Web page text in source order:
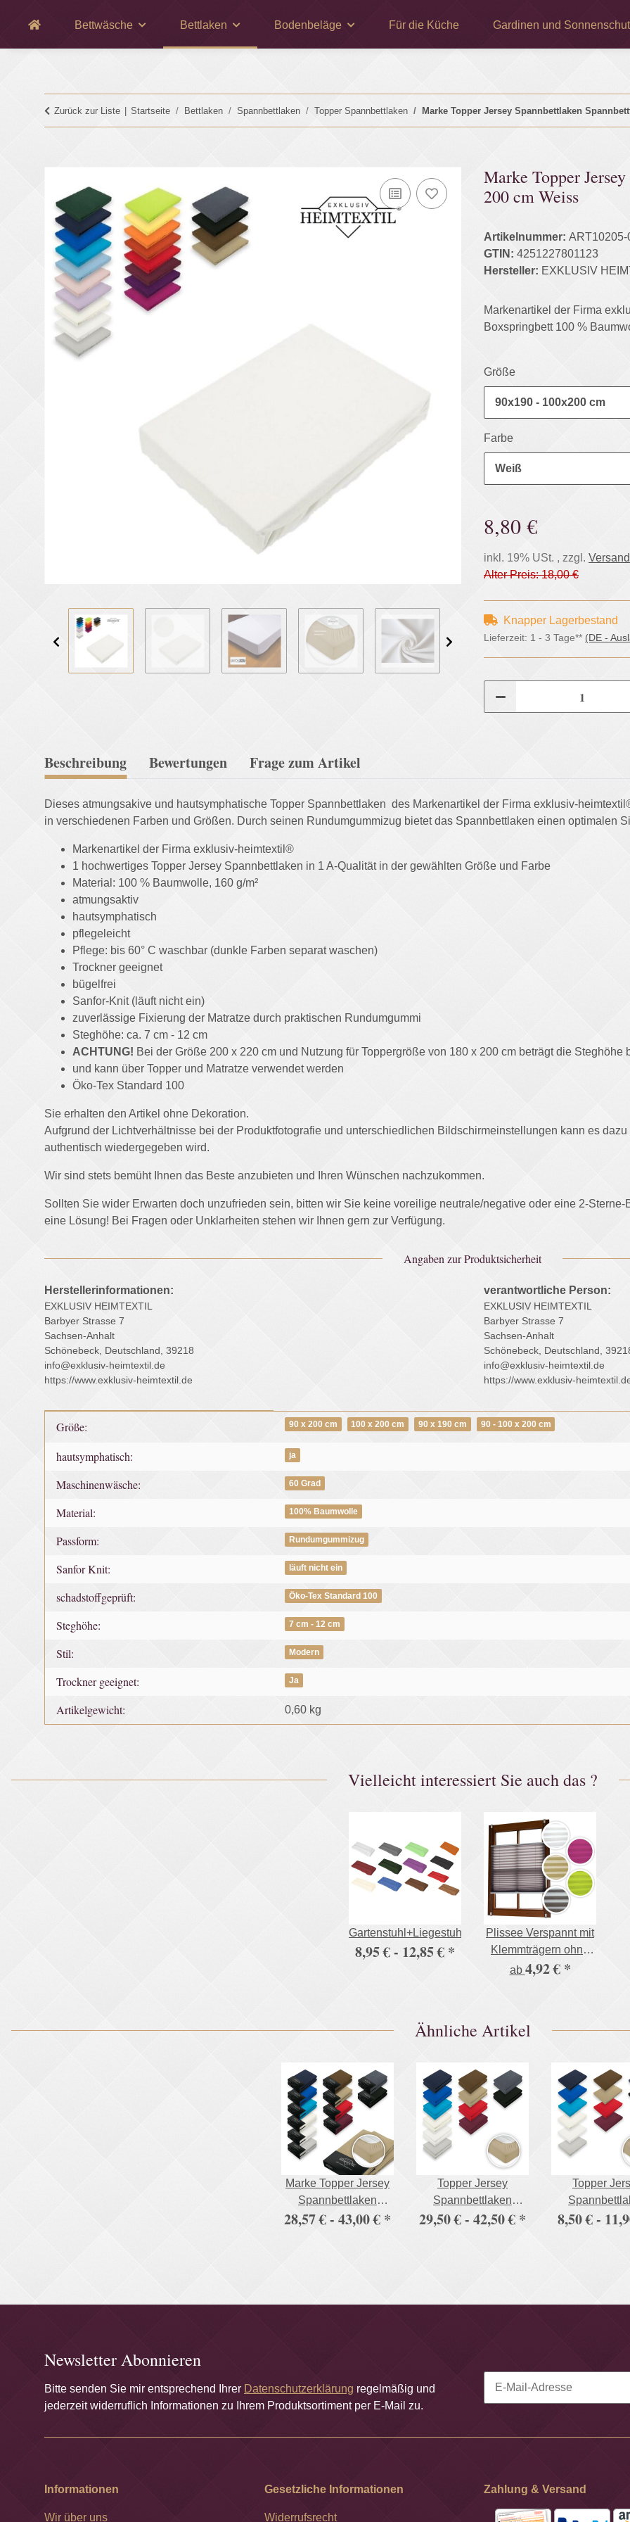
Bettwäsche Bettlaken Bodenbeläge Für die Küche Gardinen und
Zurück zur Liste Startseite Bettlaken Spannbettlaken Topper Spannbettlaken Marke Topper Jersey Spannbettlaken
Marke Topper
200 cm Weiss
Artikelnummer: ART10205-
GTIN: 4251227801123
Hersteller: EXKLUSIV
Markenartikel der Firma
Boxspringbett 100 %
Größe
90x190 - 100x200 cm
Farbe
Weiß
8,80 €
inkl. 19% USt. , zzgl. Versand
Alter Preis: 18,00 €
Knapper Lagerbestand
Lieferzeit: 1 - 3 Tage** (DE -
Beschreibung Bewertungen Frage zum Artikel
Dieses atmungsakive und hautsymphatische Topper Spannbettlaken des Markenartikel der Firma exklusiv-
in verschiedenen Farben und Größen. Durch seinen Rundumgummizug bietet das Spannbettlaken einen optimalen
Markenartikel der Firma exklusiv-heimtextil®
1 hochwertiges Topper Jersey Spannbettlaken in 1 A-Qualität in der gewählten Größe und Farbe
Material: 100 % Baumwolle, 160 g/m²
atmungsaktiv
hautsymphatisch
pflegeleicht
Pflege: bis 60° C waschbar (dunkle Farben separat waschen)
Trockner geeignet
bügelfrei
Sanfor-Knit (läuft nicht ein)
zuverlässige Fixierung der Matratze durch praktischen Rundumgummi
Steghöhe: ca. 7 cm - 12 cm
ACHTUNG! Bei der Größe 200 x 220 cm und Nutzung für Toppergröße von 180 x 200 cm beträgt die Steghöhe
und kann über Topper und Matratze verwendet werden
Öko-Tex Standard 100
Sie erhalten den Artikel ohne Dekoration.
Aufgrund der Lichtverhältnisse bei der Produktfotografie und unterschiedlichen Bildschirmeinstellungen kann es
authentisch wiedergegeben wird.
Wir sind stets bemüht Ihnen das Beste anzubieten und Ihren Wünschen nachzukommen.
Sollten Sie wider Erwarten doch unzufrieden sein, bitten wir Sie keine voreilige neutrale/negative oder eine 2-
eine Lösung! Bei Fragen oder Unklarheiten stehen wir Ihnen gern zur Verfügung.
Angaben zur Produktsicherheit
Herstellerinformationen:
EXKLUSIV HEIMTEXTIL
Barbyer Strasse 7
Sachsen-Anhalt
Schönebeck, Deutschland, 39218
info@exklusiv-heimtextil.de
https://www.exklusiv-heimtextil.de
verantwortliche Person:
EXKLUSIV HEIMTEXTIL
Barbyer Strasse 7
Sachsen-Anhalt
Schönebeck, Deutschland,
info@exklusiv-heimtextil.de
https://www.exklusiv-
Produkteigenschaft
Wert
Größe: 90 x 200 cm 100 x 200 cm 90 x 190 cm 90 - 100 x 200 cm
hautsymphatisch: ja
Maschinenwäsche: 60 Grad
Material: 100% Baumwolle
Passform: Rundumgummizug
Sanfor Knit: läuft nicht ein
schadstoffgeprüft: Öko-Tex Standard 100
Steghöhe: 7 cm - 12 cm
Stil: Modern
Trockner geeignet: Ja
Artikelgewicht: 0,60 kg
Vielleicht interessiert Sie auch das ?
Gartenstuhl+Liegestuhlauflage,500g/m²
8,95 € - 12,85 € *
Plissee Verspannt mit
Klemmträgern ohne
Bohren Faltrollo
ab 4,92 € *
Ähnliche Artikel
Marke Topper Jersey
Spannbettlaken
Doppelpack
28,57 € - 43,00 € *
Topper Jersey
Spannbettlaken
Doppelpack
29,50 € - 42,50 € *
Topper
8,50 € -
Newsletter Abonnieren
Bitte senden Sie mir entsprechend Ihrer Datenschutzerklärung regelmäßig und
jederzeit widerruflich Informationen zu Ihrem Produktsortiment per E-Mail zu.
Informationen
Wir über uns
Gesetzliche Informationen
Widerrufsrecht
Zahlung & Versand